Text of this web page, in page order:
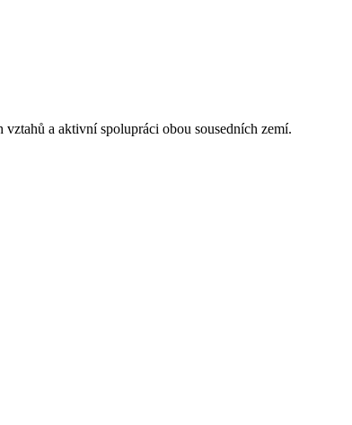
vztahů a aktivní spolupráci obou sousedních zemí.